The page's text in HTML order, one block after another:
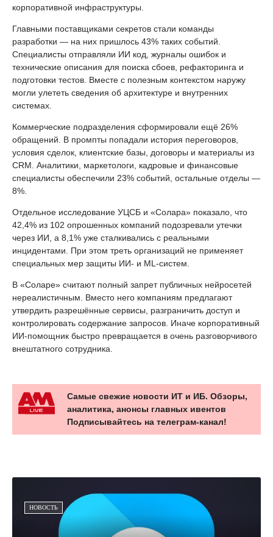
корпоративной инфраструктуры.
Главными поставщиками секретов стали команды
разработки — на них пришлось 43% таких событий.
Специалисты отправляли ИИ код, журналы ошибок и
технические описания для поиска сбоев, рефакторинга и
подготовки тестов. Вместе с полезным контекстом наружу
могли улететь сведения об архитектуре и внутренних
системах.
Коммерческие подразделения сформировали ещё 26%
обращений. В промпты попадали история переговоров,
условия сделок, клиентские базы, договоры и материалы из
CRM. Аналитики, маркетологи, кадровые и финансовые
специалисты обеспечили 23% событий, остальные отделы —
8%.
Отдельное исследование УЦСБ и «Солара» показало, что
42,4% из 102 опрошенных компаний подозревали утечки
через ИИ, а 8,1% уже сталкивались с реальными
инцидентами. При этом треть организаций не применяет
специальных мер защиты ИИ- и ML-систем.
В «Соларе» считают полный запрет публичных нейросетей
нереалистичным. Вместо него компаниям предлагают
утвердить разрешённые сервисы, разграничить доступ и
контролировать содержание запросов. Иначе корпоративный
ИИ-помощник быстро превращается в очень разговорчивого
внештатного сотрудника.
Самые свежие новости ИТ и ИБ. Обзоры,
аналитика, анонсы главных ивентов
Подписывайтесь на телеграм-канал!
НОВОСТЬ